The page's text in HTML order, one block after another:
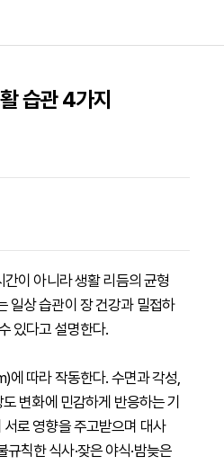
습관 4가지
이 아니라 생활 리듬의 균형
일상 습관이 장 건강과 밀접하
있다고 설명한다.
따라 작동한다. 수면과 각성,
변화에 민감하게 반응하는 기
로 영향을 주고받으며 대사
칙한 식사·잦은 야식·밤늦은